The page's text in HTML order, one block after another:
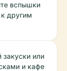
вспышки
другим
закуски или
и кафе